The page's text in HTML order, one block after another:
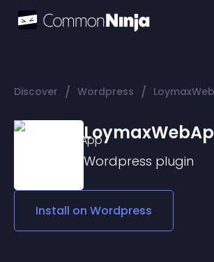
Discover / Wordpress /
Wordpress plugin
Install on Wordpress